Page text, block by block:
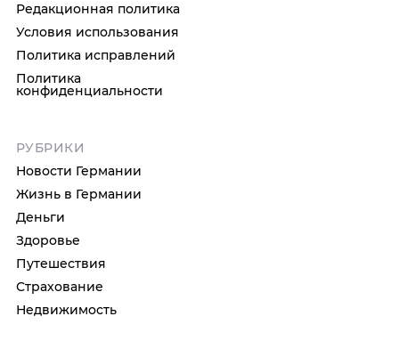
Редакционная политика
Условия использования
Политика исправлений
Политика
конфиденциальности
РУБРИКИ
Новости Германии
Жизнь в Германии
Деньги
Здоровье
Путешествия
Страхование
Недвижимость